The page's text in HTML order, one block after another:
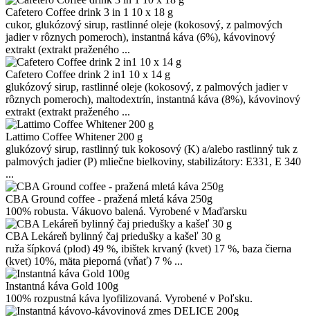
Cafetero Coffee drink 3 in 1 10 x 18 g
cukor, glukózový sirup, rastlinné oleje (kokosový, z palmových
jadier v rôznych pomeroch), instantná káva (6%), kávovinový
extrakt (extrakt praženého ...
Cafetero Coffee drink 2 in1 10 x 14 g
glukózový sirup, rastlinné oleje (kokosový, z palmových jadier v
rôznych pomeroch), maltodextrín, instantná káva (8%), kávovinový
extrakt (extrakt praženého ...
Lattimo Coffee Whitener 200 g
glukózový sirup, rastlinný tuk kokosový (K) a/alebo rastlinný tuk z
palmových jadier (P) mliečne bielkoviny, stabilizátory: E331, E 340
...
CBA Ground coffee - pražená mletá káva 250g
100% robusta. Vákuovo balená. Vyrobené v Maďarsku
CBA Lekáreň bylinný čaj priedušky a kašeľ 30 g
ruža šípková (plod) 49 %, ibištek krvaný (kvet) 17 %, baza čierna
(kvet) 10%, mäta pieporná (vňať) 7 % ...
Instantná káva Gold 100g
100% rozpustná káva lyofilizovaná. Vyrobené v Poľsku.